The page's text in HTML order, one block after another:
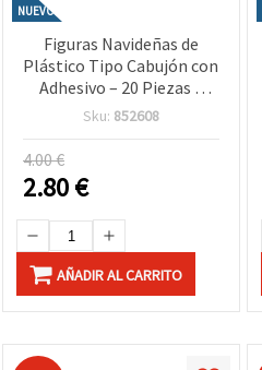
NUEVO
Figuras Navideñas de
Plástico Tipo Cabujón con
Adhesivo – 20 Piezas –
Ideal para Manualidades
Decoración DIY y
Proyectos de Navidad
Sku: 852608
4.00 €
2.80€
AÑADIR AL CARRITO